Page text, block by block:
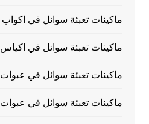
ماكينات تعبئة سوائل في اكواب
ماكينات تعبئة سوائل في اكياس
ماكينات تعبئة سوائل في عبوات
ماكينات تعبئة سوائل في